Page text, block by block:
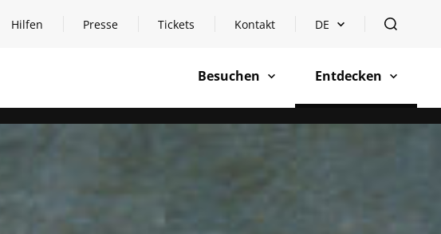
Hilfen
Hilfen öffnen Presse Tickets Kontakt Sprachauswahl öffnen
DE öffnen
Besuchen
öffnen Entdecken
öffnen